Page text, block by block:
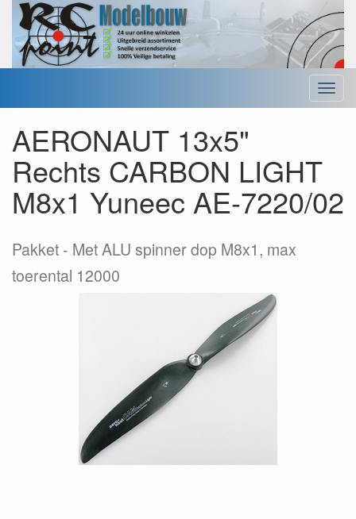
Menu
AERONAUT 13x5"
Rechts CARBON LIGHT
M8x1 Yuneec AE-7220/02
Pakket
Met ALU spinner dop M8x1, max
toerental 12000